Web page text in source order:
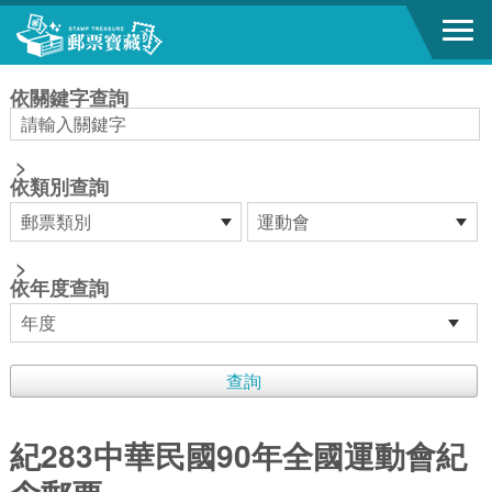
跳到主要內容區塊
依關鍵字查詢
>
依類別查詢
>
依年度查詢
紀283中華民國90年全國運動會紀